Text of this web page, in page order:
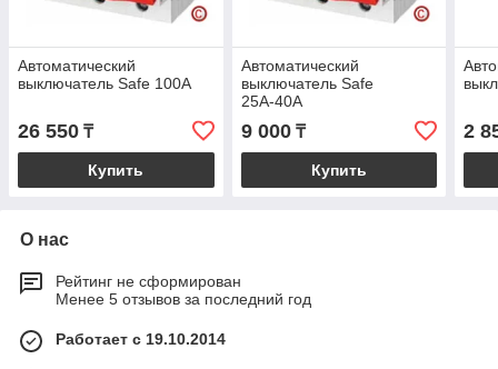
Автоматический
выключатель Safe 100А
26 550 ₸
Купить
Автоматический
выключатель Safe
25А-40А
9 000₸
Купить
2
О нас
Рейтинг не сформирован
Менее 5 отзывов за последний год
Работает с 19.10.2014